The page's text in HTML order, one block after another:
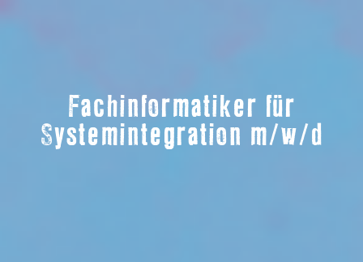
Fachinformatiker für
Systemintegration m/w/d